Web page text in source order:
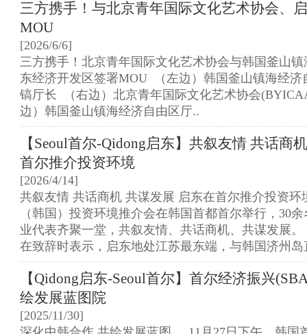
三方携手！与北京青年国际文化艺术协会、
MOU
[2026/6/6]
三方携手！北京青年国际文化艺术协会与韩国釜山
东经济开发区签署MOU （左边）韩国釜山镇海经济
镐厅长 （右边）北京青年国际文化艺术协会
边）韩国釜山镇海经济自由区厅..
【Seoul首尔-Qidong启东】共叙友情 共话商
首尔推介投资环境
[2026/4/14]
共叙友情 共话商机 共谋发展 启东在首尔推介投资环
（韩国）投资环境推介会在韩国首都首尔举行，30
业代表齐聚一堂，共叙友情、共话商机、共谋发展
在致辞时表示，启东地处江苏最东端，与韩国济州岛
【Qidong启东-Seoul首尔】首尔经济振兴
绘发展蓝图院
[2025/11/30]